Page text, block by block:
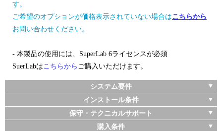
す。
ご希望のオプションが価格表示されていない場合はこちらから
お問い合わせください。
- 本製品の使用には、SuperLab 6ライセンスが必須
SuerLabはこちらから ご購入いただけます。
システム要件
インストール条件
保守・テクニカルサポート
購入条件